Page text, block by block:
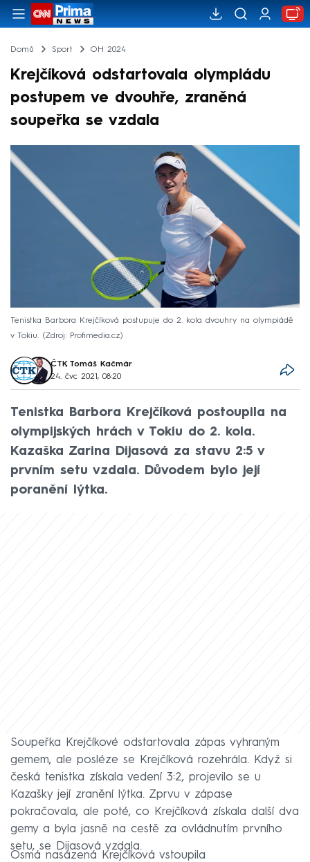
Domů Sport OH 2024
Krejčíková odstartovala olympiádu
postupem ve dvouhře, zraněná
soupeřka se vzdala
Tenistka Barbora Krejčíková postupuje do 2. kola dvouhry na olympiádě
v Tokiu.
Zdroj: Profimedia.cz
ČTK, Tomáš Kačmár
24. čvc 2021, 08:20
Tenistka Barbora Krejčíková postoupila na
olympijských hrách v Tokiu do 2. kola.
Kazaška Zarina Dijasová za stavu 2:5 v
prvním setu vzdala. Důvodem bylo její
poranění lýtka.
Soupeřka Krejčíkové odstartovala zápas vyhraným
gemem, ale posléze se Krejčíková rozehrála. Když si
česká tenistka získala vedení 3:2, projevilo se u
Kazašky její zranění lýtka. Zprvu v zápase
pokračovala, ale poté, co Krejčíková získala další dva
gemy a byla jasně na cestě za ovládnutím prvního
setu, se Dijasová vzdala.
Osmá nasazená Krejčíková vstoupila